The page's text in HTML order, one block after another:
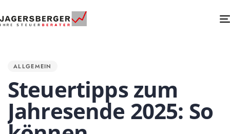
ALLGEMEIN
Steuertipps zum
Jahresende 2025: So